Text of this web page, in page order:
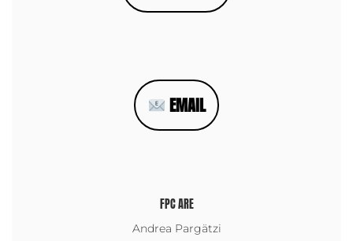
EMAIL
FPC ARE
Andrea Pargätzi